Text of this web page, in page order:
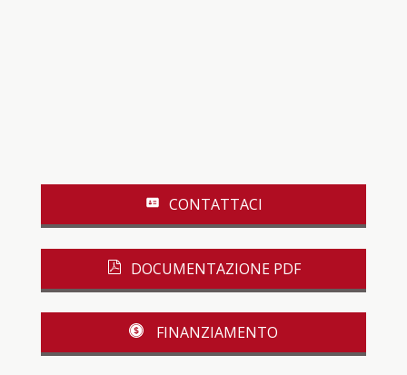
CONTATTACI
DOCUMENTAZIONE PDF
FINANZIAMENTO